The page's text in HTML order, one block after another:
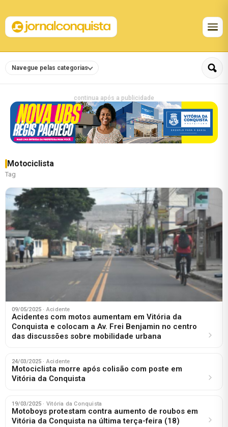
Navegue pelas categorias
continua após a publicidade
Motociclista
Tag
09/05/2025 · Acidente
Acidentes com motos aumentam em Vitória da
Conquista e colocam a Av. Frei Benjamin no centro
das discussões sobre mobilidade urbana
24/03/2025 · Acidente
Motociclista morre após colisão com poste em
Vitória da Conquista
19/03/2025 · Vitória da Conquista
Motoboys protestam contra aumento de roubos em
Vitória da Conquista na última terça-feira (18)